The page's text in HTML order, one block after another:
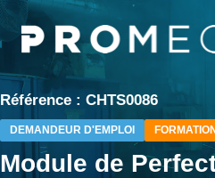
Aller
au
contenu
principal
Référence : CHTS0086
DEMANDEUR D'EMPLOI
Module de
Panneau de gestion des cookies